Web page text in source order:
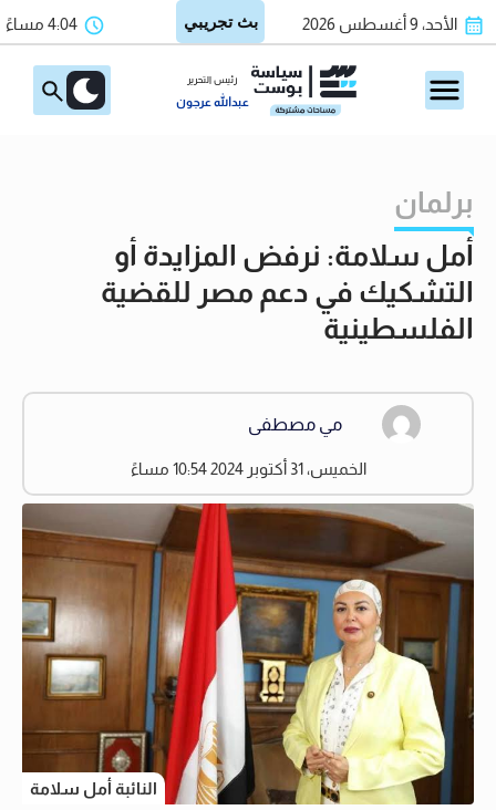
الأحد، 9 أغسطس 2026 4:04 مساءً
رئيس التحرير
عبدالله عرجون
برلمان
أمل سلامة: نرفض المزايدة أو
التشكيك في دعم مصر للقضية
الفلسطينية
مي مصطفى
الخميس، 31 أكتوبر 2024 10:54 مساءً
النائبة أمل سلامة